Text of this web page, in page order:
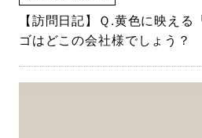
【訪問日記】Ｑ.黄色に映える
ゴはどこの会社様でしょう？